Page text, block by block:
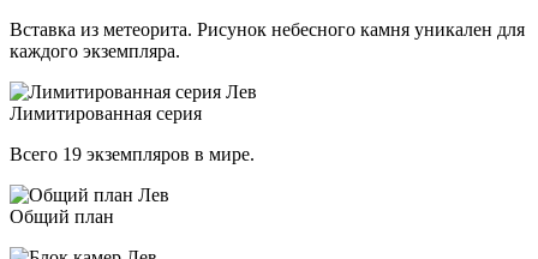
Вставка из метеорита. Рисунок небесного камня уникален для
каждого экземпляра.
Лимитированная серия
Всего 19 экземпляров в мире.
Общий план